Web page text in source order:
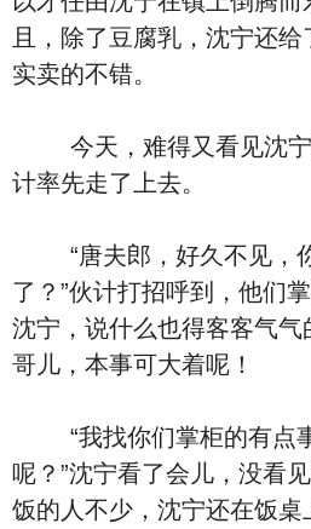
且，除了豆腐乳，沈宁还
实卖的不错。
今天，难得又看见沈宁
计率先走了上去。
“唐夫郎，好久不见，
了？”伙计打招呼到，他们
沈宁，说什么也得客客气
哥儿，本事可大着呢！
“我找你们掌柜的有点
呢？”沈宁看了会儿，没看
饭的人不少，沈宁还在饭